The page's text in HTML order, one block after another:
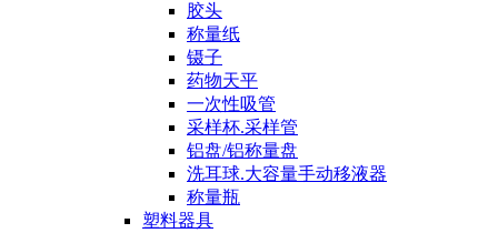
胶头
称量纸
镊子
药物天平
一次性吸管
采样杯.采样管
铝盘/铝称量盘
洗耳球.大容量手动移液器
称量瓶
塑料器具